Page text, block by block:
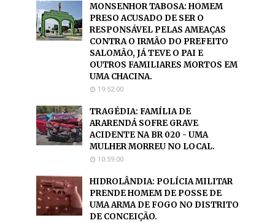
MONSENHOR TABOSA: HOMEM
PRESO ACUSADO DE SER O
RESPONSÁVEL PELAS AMEAÇAS
CONTRA O IRMÃO DO PREFEITO
SALOMÃO, JÁ TEVE O PAI E
OUTROS FAMILIARES MORTOS EM
UMA CHACINA.
19:52:00
TRAGÉDIA: FAMÍLIA DE
ARARENDÁ SOFRE GRAVE
ACIDENTE NA BR 020 - UMA
MULHER MORREU NO LOCAL.
10:59:00
HIDROLÂNDIA: POLÍCIA MILITAR
PRENDE HOMEM DE POSSE DE
UMA ARMA DE FOGO NO DISTRITO
DE CONCEIÇÃO.